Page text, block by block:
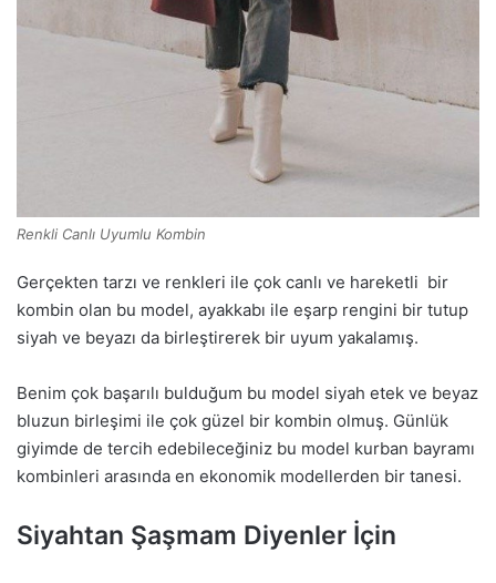
Renkli Canlı Uyumlu Kombin
Gerçekten tarzı ve renkleri ile çok canlı ve hareketli bir
kombin olan bu model, ayakkabı ile eşarp rengini bir tutup
siyah ve beyazı da birleştirerek bir uyum yakalamış.
Benim çok başarılı bulduğum bu model siyah etek ve beyaz
bluzun birleşimi ile çok güzel bir kombin olmuş. Günlük
giyimde de tercih edebileceğiniz bu model kurban bayramı
kombinleri arasında en ekonomik modellerden bir tanesi.
Siyahtan Şaşmam Diyenler İçin